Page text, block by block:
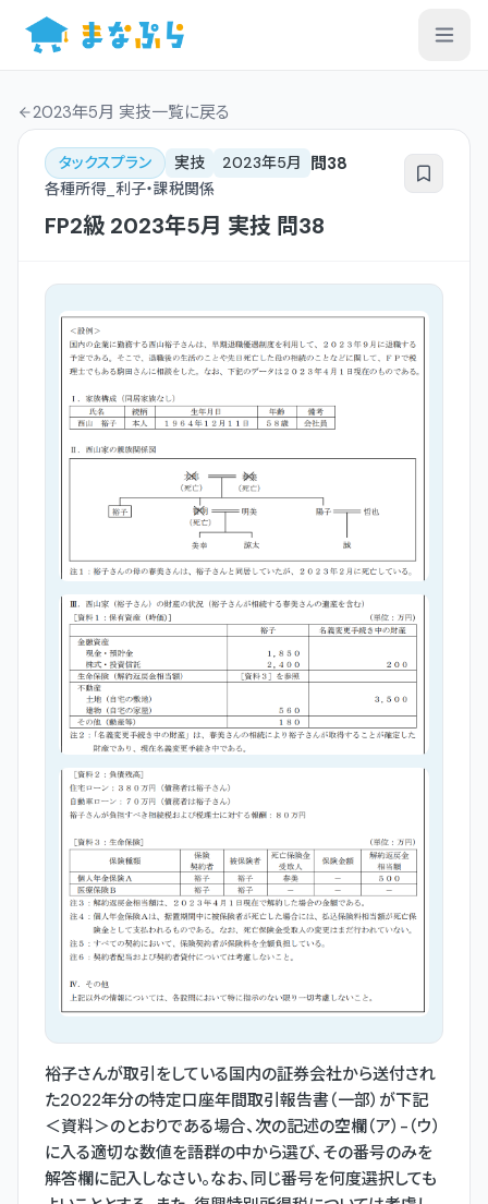
2023年5月 実技一覧に戻る
タックスプラン 実技 2023年5月 問38
各種所得_利子・課税関係
FP2級 2023年5月 実技 問38
裕子さんが取引をしている国内の証券会社から送付され
た2022年分の特定口座年間取引報告書（一部）が下記
＜資料＞のとおりである場合、次の記述の空欄（ア）-（ウ）
に入る適切な数値を語群の中から選び、その番号のみを
解答欄に記入しなさい。なお、同じ番号を何度選択しても